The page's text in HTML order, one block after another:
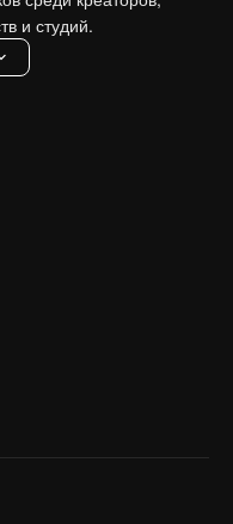
и студий.